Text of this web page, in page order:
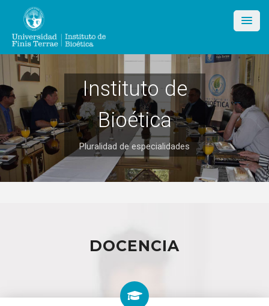
content
Instituto de
Bioética
Pluralidad de especialidades
DOCENCIA